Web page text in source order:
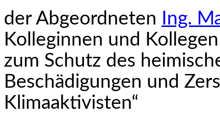
der Abgeordneten
Ing.
Kolleginnen und
zum Schutz des
Beschädigungen und
Klimaaktivisten“